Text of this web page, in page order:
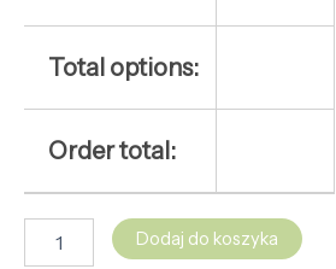
Total options:
Order total:
Dodaj do koszyka